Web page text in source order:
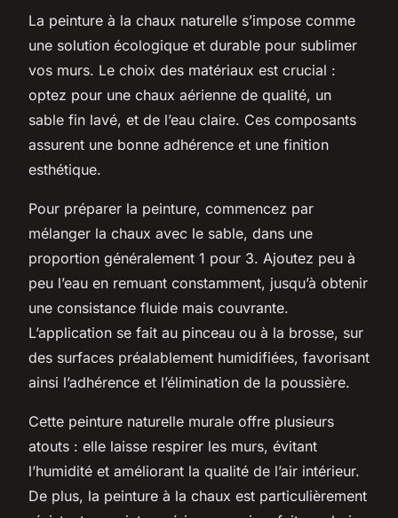
La peinture à la chaux naturelle s’impose comme
une solution écologique et durable pour sublimer
vos murs. Le choix des matériaux est crucial :
optez pour une chaux aérienne de qualité, un
sable fin lavé, et de l’eau claire. Ces composants
assurent une bonne adhérence et une finition
esthétique.
Pour préparer la peinture, commencez par
mélanger la chaux avec le sable, dans une
proportion généralement 1 pour 3. Ajoutez peu à
peu l’eau en remuant constamment, jusqu’à obtenir
une consistance fluide mais couvrante.
L’application se fait au pinceau ou à la brosse, sur
des surfaces préalablement humidifiées, favorisant
ainsi l’adhérence et l’élimination de la poussière.
Cette peinture naturelle murale offre plusieurs
atouts : elle laisse respirer les murs, évitant
l’humidité et améliorant la qualité de l’air intérieur.
De plus, la peinture à la chaux est particulièrement